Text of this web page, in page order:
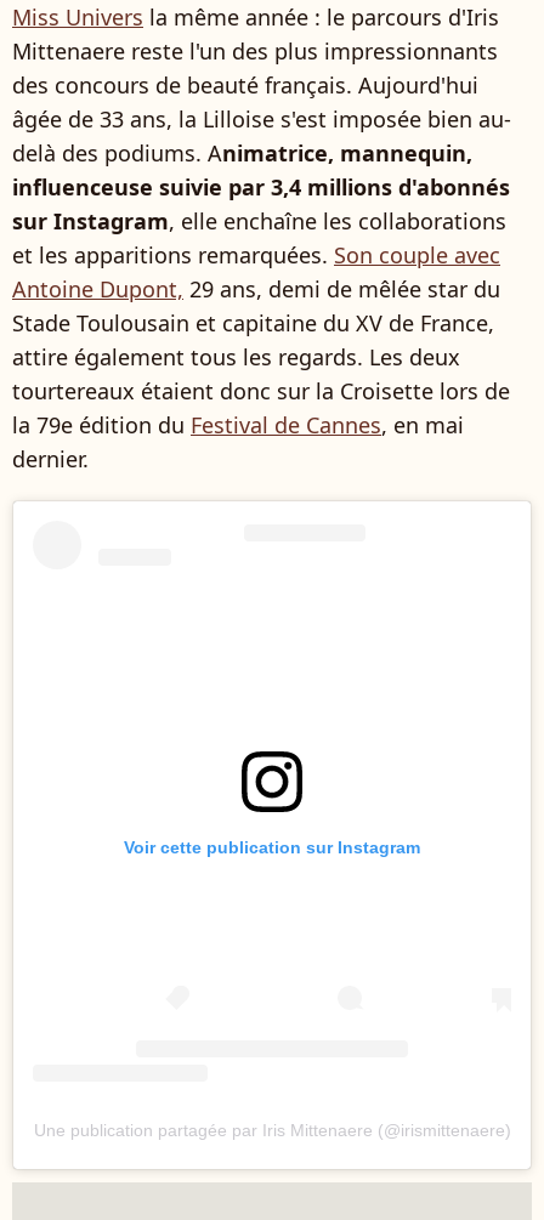
Miss Univers la même année : le parcours d'Iris
Mittenaere reste l'un des plus impressionnants
des concours de beauté français. Aujourd'hui
âgée de 33 ans, la Lilloise s'est imposée bien au-
delà des podiums. Animatrice, mannequin,
influenceuse suivie par 3,4 millions d'abonnés
sur Instagram, elle enchaîne les collaborations
et les apparitions remarquées. Son couple avec
Antoine Dupont, 29 ans, demi de mêlée star du
Stade Toulousain et capitaine du XV de France,
attire également tous les regards. Les deux
tourtereaux étaient donc sur la Croisette lors de
la 79e édition du Festival de Cannes, en mai
dernier.
Voir cette publication sur Instagram
Une publication partagée par Iris Mittenaere (@irismittenaere)